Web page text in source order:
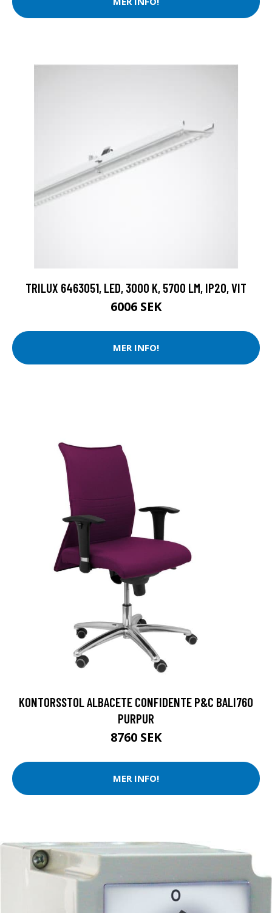
TRILUX 6463051, LED, 3000 K, 5700 LM, IP20, VIT
6006 SEK
MER INFO!
KONTORSSTOL ALBACETE CONFIDENTE P&C BALI760
PURPUR
8760 SEK
MER INFO!